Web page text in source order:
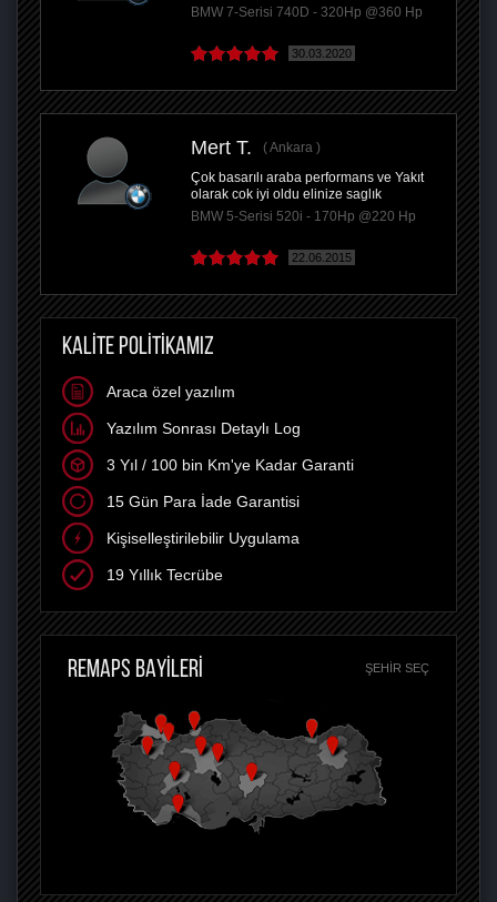
BMW 7-Serisi 740D - 320Hp @360 Hp
30.03.2020
Mert T.
Ankara
Çok basarılı araba performans ve Yakıt
olarak cok iyi oldu elinize saglık
BMW 5-Serisi 520i - 170Hp @220 Hp
22.06.2015
KALİTE POLİTİKAMIZ
Araca özel yazılım
Yazılım Sonrası Detaylı Log
3 Yıl / 100 bin Km'ye Kadar Garanti
15 Gün Para İade Garantisi
Kişiselleştirilebilir Uygulama
19 Yıllık Tecrübe
REMAPS BAYİLERİ ŞEHIR SEÇ